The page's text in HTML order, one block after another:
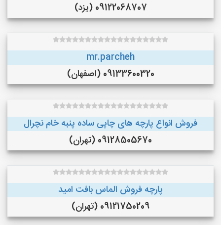
09122068707 (یزد)
mr.parcheh
09133600320 (اصفهان)
فروش انواع پارچه های چاپی ساده پنبه خام نچرال
09128505670 (تهران)
پارچه فروش الماس بافت امید
09121750209 (تهران)